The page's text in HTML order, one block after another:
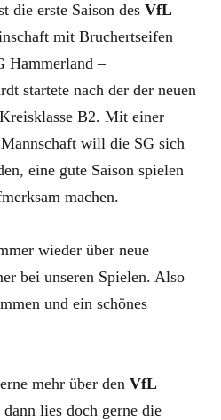
die erste Saison des VfL
mit Bruchertseifen
Hammerland –
startete nach der der neuen
B2. Mit einer
will die SG sich
eine gute Saison spielen
machen.
wieder über neue
bei unseren Spielen. Also
und ein schönes
mehr über den VfL
lies doch gerne die